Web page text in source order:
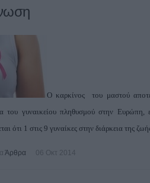
Ο καρκίνος του μαστού
του γυναικείου πληθυσμού στην Ευρώπη,
ότι 1 στις 9 γυναίκες στην διάρκεια της
Άρθρα 06 Οκτ 2014